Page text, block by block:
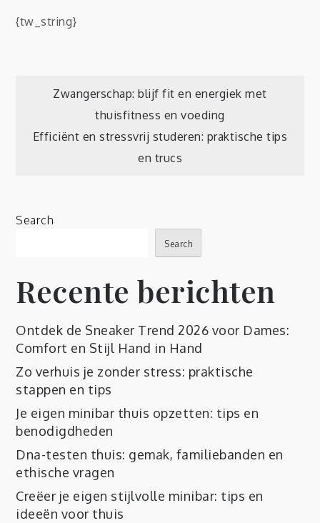
{tw_string}
Post
navigation
Zwangerschap: blijf fit en energiek met
thuisfitness en voeding
Efficiënt en stressvrij studeren: praktische tips
en trucs
Search
Search
Recente berichten
Ontdek de Sneaker Trend 2026 voor Dames:
Comfort en Stijl Hand in Hand
Zo verhuis je zonder stress: praktische
stappen en tips
Je eigen minibar thuis opzetten: tips en
benodigdheden
Dna-testen thuis: gemak, familiebanden en
ethische vragen
Creëer je eigen stijlvolle minibar: tips en
ideeën voor thuis